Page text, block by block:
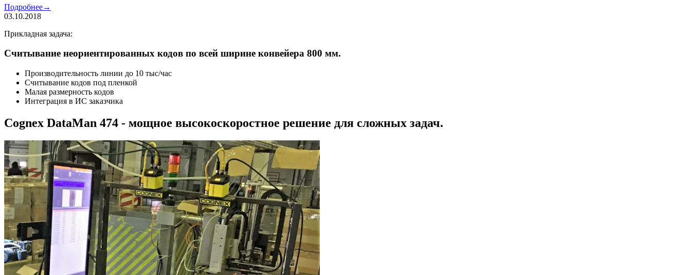
Подробнее→
03.10.2018
Прикладная задача:
Считывание неориентированных кодов по всей ширине конвейера 800 мм.
Производительность линии до 10 тыс/час
Считывание кодов под пленкой
Малая размерность кодов
Интеграция в ИС заказчика
Cognex DataMan 474 - мощное высокоскоростное решение для сложных задач.